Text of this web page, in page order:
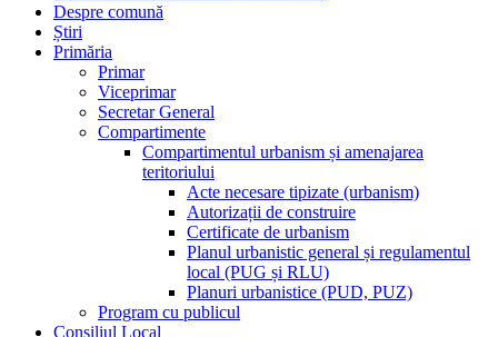
Despre comună
Știri
Primăria
Primar
Viceprimar
Secretar General
Compartimente
Compartimentul urbanism și amenajarea
teritoriului
Acte necesare tipizate (urbanism)
Autorizații de construire
Certificate de urbanism
Planul urbanistic general și regulamentul
local (PUG și RLU)
Planuri urbanistice (PUD, PUZ)
Program cu publicul
Consiliul Local